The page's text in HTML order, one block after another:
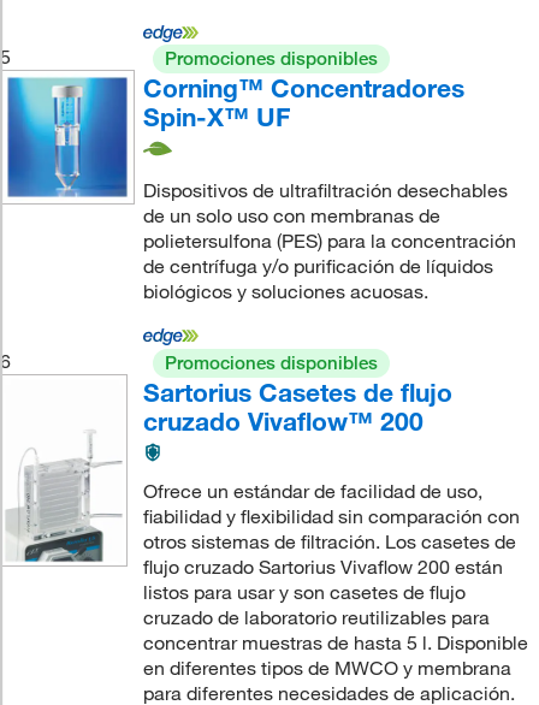
5 Promociones disponibles
Corning™ Concentradores
Spin-X™ UF
Dispositivos de ultrafiltración desechables
de un solo uso con membranas de
polietersulfona (PES) para la concentración
de centrífuga y/o purificación de líquidos
biológicos y soluciones acuosas.
6 Promociones disponibles
Sartorius Casetes de flujo
cruzado Vivaflow™ 200
Ofrece un estándar de facilidad de uso,
fiabilidad y flexibilidad sin comparación con
otros sistemas de filtración. Los casetes de
flujo cruzado Sartorius Vivaflow 200 están
listos para usar y son casetes de flujo
cruzado de laboratorio reutilizables para
concentrar muestras de hasta 5 l. Disponible
en diferentes tipos de MWCO y membrana
para diferentes necesidades de aplicación.